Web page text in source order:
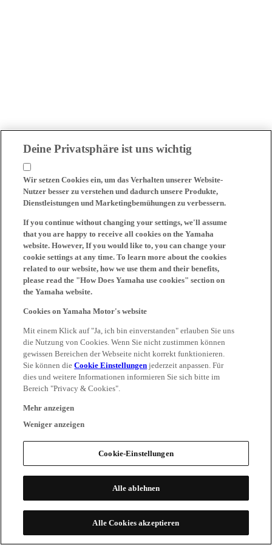
Deine Privatsphäre ist uns wichtig
Wir setzen Cookies ein, um das Verhalten unserer Website-
Nutzer besser zu verstehen und dadurch unsere Produkte,
Dienstleistungen und Marketingbemühungen zu verbessern.
If you continue without changing your settings, we'll assume
that you are happy to receive all cookies on the Yamaha
website. However, If you would like to, you can change your
cookie settings at any time. To learn more about the cookies
related to our website, how we use them and their benefits,
please read the "How Does Yamaha use cookies" section on
the Yamaha website.
Cookies on Yamaha Motor's website
Mit einem Klick auf "Ja, ich bin einverstanden" erlauben Sie uns
die Nutzung von Cookies. Wenn Sie nicht zustimmen können
gewissen Bereichen der Webseite nicht korrekt funktionieren.
Sie können dieCookie Einstellungen jederzeit anpassen. Für
dies und weitere Informationen informieren Sie sich bitte im
Bereich "Privacy & Cookies".
Mehr anzeigen
Weniger anzeigen
Cookie-Einstellungen
Alle ablehnen
Alle Cookies akzeptieren